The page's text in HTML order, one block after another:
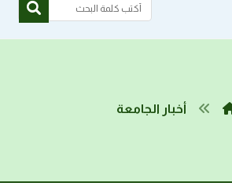
أخبار الجامعة